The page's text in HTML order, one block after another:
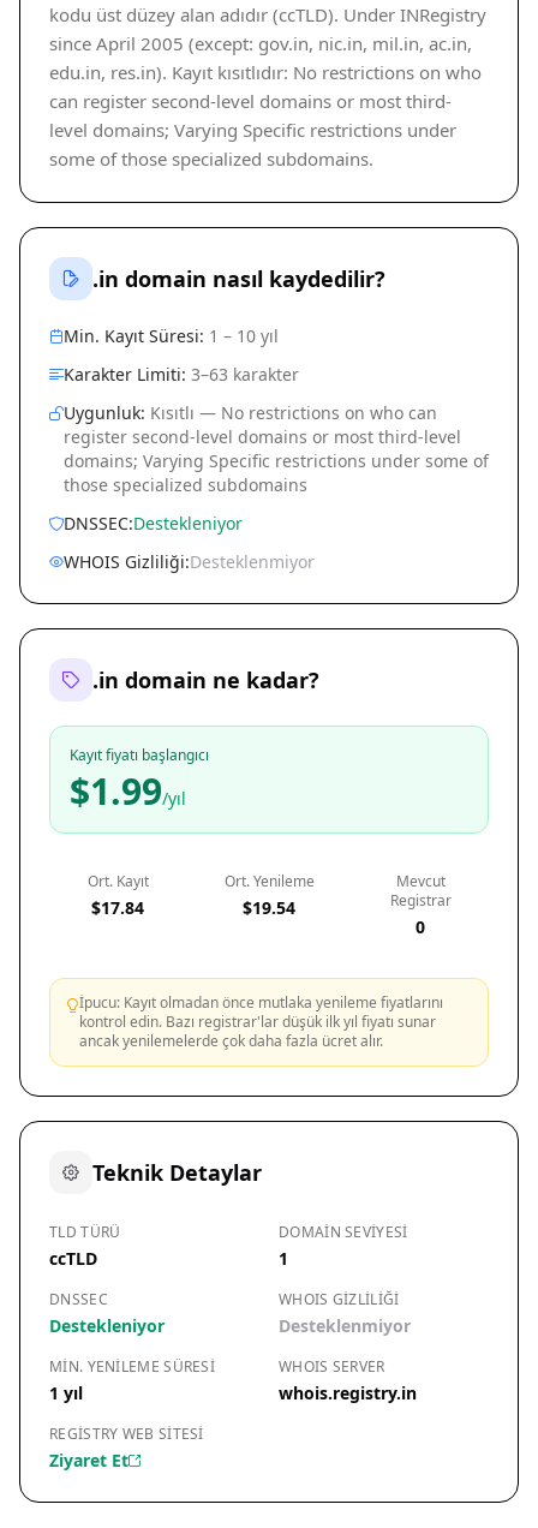
kodu üst düzey alan adıdır (ccTLD). Under INRegistry
since April 2005 (except: gov.in, nic.in, mil.in, ac.in,
edu.in, res.in). Kayıt kısıtlıdır: No restrictions on who
can register second-level domains or most third-
level domains; Varying Specific restrictions under
some of those specialized subdomains.
.in domain nasıl kaydedilir?
Min. Kayıt Süresi: 1 – 10 yıl
Karakter Limiti: 3–63 karakter
Uygunluk: Kısıtlı — No restrictions on who can
register second-level domains or most third-level
domains; Varying Specific restrictions under some of
those specialized subdomains
DNSSEC:Destekleniyor
WHOIS Gizliliği:Desteklenmiyor
.in domain ne kadar?
Kayıt fiyatı başlangıcı
$1.99/yıl
Ort. Kayıt
$17.84
Ort. Yenileme
$19.54
Mevcut
Registrar
0
İpucu: Kayıt olmadan önce mutlaka yenileme fiyatlarını
kontrol edin. Bazı registrar'lar düşük ilk yıl fiyatı sunar
ancak yenilemelerde çok daha fazla ücret alır.
Teknik Detaylar
TLD TÜRÜ
ccTLD
DOMAIN SEVIYESI
1
DNSSEC
Destekleniyor
WHOIS GIZLILIĞI
Desteklenmiyor
MIN. YENILEME SÜRESI
1 yıl
WHOIS SERVER
whois.registry.in
REGISTRY WEB SITESI
Ziyaret Et